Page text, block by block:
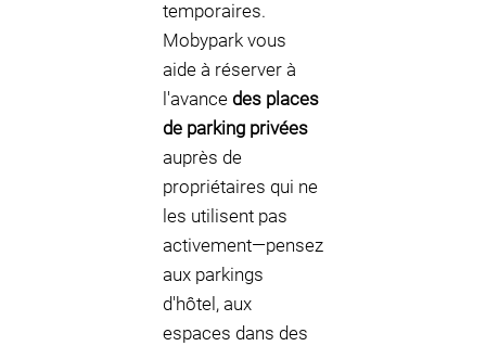
temporaires.
Mobypark vous
aide à réserver à
l'avance des places
de parking privées
auprès de
propriétaires qui ne
les utilisent pas
activement—pensez
aux parkings
d'hôtel, aux
espaces dans des